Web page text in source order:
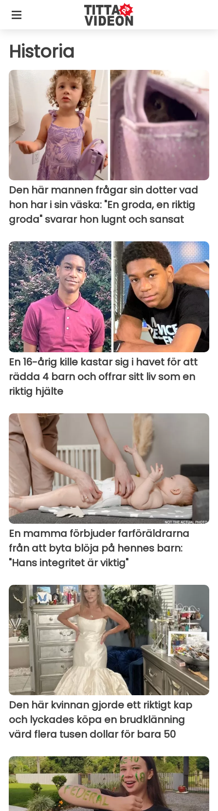
Historia
Den här mannen frågar sin dotter vad
hon har i sin väska: "En groda, en riktig
groda" svarar hon lugnt och sansat
En 16-årig kille kastar sig i havet för att
rädda 4 barn och offrar sitt liv som en
riktig hjälte
En mamma förbjuder farföräldrarna
från att byta blöja på hennes barn:
"Hans integritet är viktig"
Den här kvinnan gjorde ett riktigt kap
och lyckades köpa en brudklänning
värd flera tusen dollar för bara 50